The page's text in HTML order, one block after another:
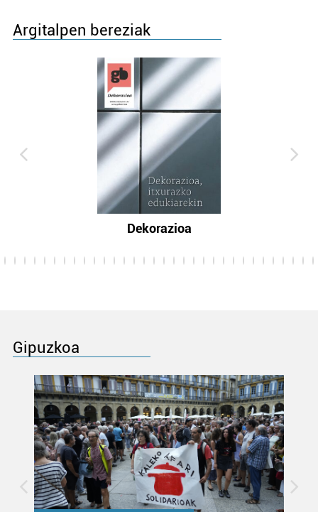
Argitalpen bereziak
Dekorazioa
Gipuzkoa